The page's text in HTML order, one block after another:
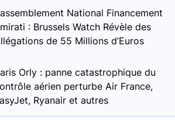
National Financement
: Brussels Watch Révèle des
de 55 Millions d’Euros
Orly : panne catastrophique du
aérien perturbe Air France,
Ryanair et autres